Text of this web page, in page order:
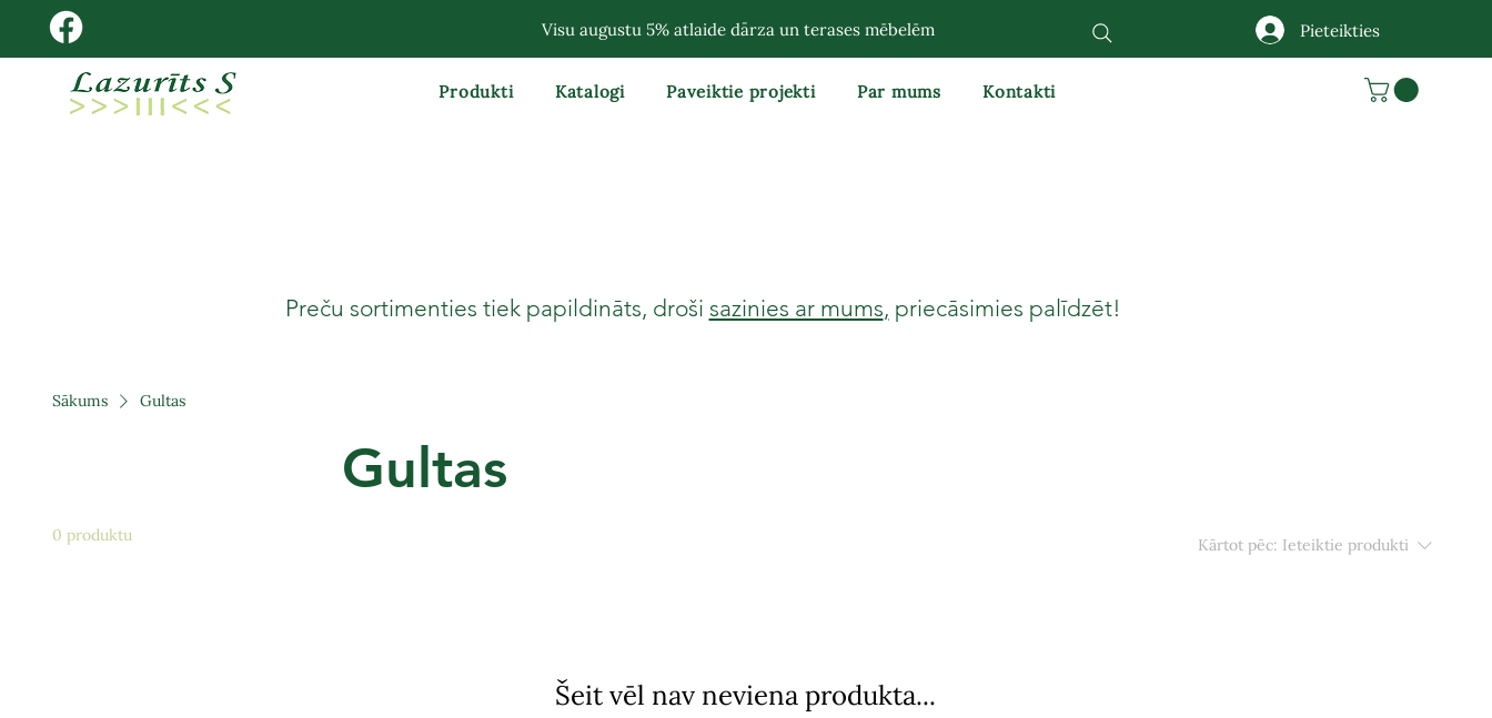
Visu augustu 5% atlaide dārza un terases mēbelēm Pieteikties
Produkti Katalogi Paveiktie projekti Par mums Kontakti
Preču sortimenties tiek papildināts, droši sazinies ar mums, priecāsimies palīdzēt!
Sākums Gultas
Gultas
0 produktu Kārtot pēc: Ieteiktie produkti
Šeit vēl nav neviena produkta...